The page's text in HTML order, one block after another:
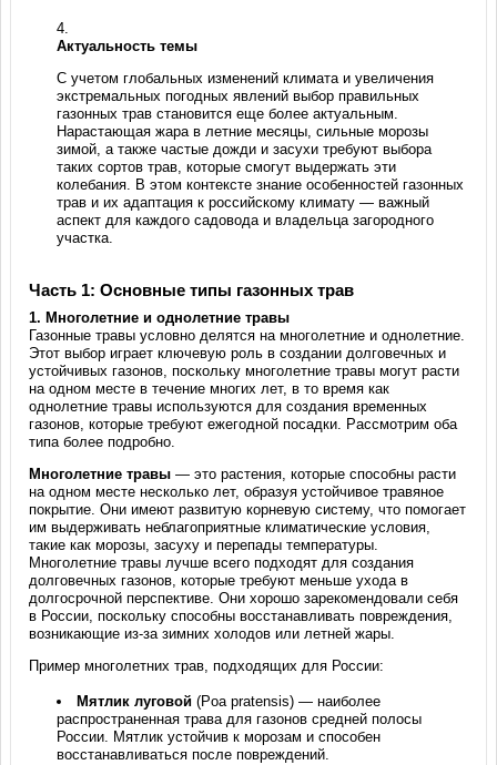
Актуальность темы
С учетом глобальных изменений климата и увеличения
экстремальных погодных явлений выбор правильных
газонных трав становится еще более актуальным.
Нарастающая жара в летние месяцы, сильные морозы
зимой, а также частые дожди и засухи требуют выбора
таких сортов трав, которые смогут выдержать эти
колебания. В этом контексте знание особенностей газонных
трав и их адаптация к российскому климату — важный
аспект для каждого садовода и владельца загородного
участка.
Часть 1: Основные типы газонных трав
1. Многолетние и однолетние травы
Газонные травы условно делятся на многолетние и однолетние.
Этот выбор играет ключевую роль в создании долговечных и
устойчивых газонов, поскольку многолетние травы могут расти
на одном месте в течение многих лет, в то время как
однолетние травы используются для создания временных
газонов, которые требуют ежегодной посадки. Рассмотрим оба
типа более подробно.
Многолетние травы — это растения, которые способны расти
на одном месте несколько лет, образуя устойчивое травяное
покрытие. Они имеют развитую корневую систему, что помогает
им выдерживать неблагоприятные климатические условия,
такие как морозы, засуху и перепады температуры.
Многолетние травы лучше всего подходят для создания
долговечных газонов, которые требуют меньше ухода в
долгосрочной перспективе. Они хорошо зарекомендовали себя
в России, поскольку способны восстанавливать повреждения,
возникающие из-за зимних холодов или летней жары.
Пример многолетних трав, подходящих для России:
Мятлик луговой (Poa pratensis) — наиболее
распространенная трава для газонов средней полосы
России. Мятлик устойчив к морозам и способен
восстанавливаться после повреждений.